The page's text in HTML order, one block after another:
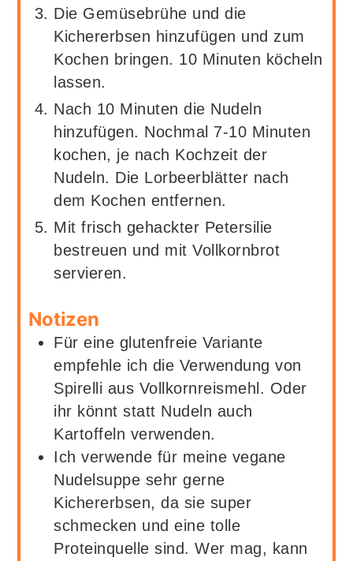
Die Gemüsebrühe und die
Kichererbsen hinzufügen und zum
Kochen bringen. 10 Minuten köcheln
lassen.
Nach 10 Minuten die Nudeln
hinzufügen. Nochmal 7-10 Minuten
kochen, je nach Kochzeit der
Nudeln. Die Lorbeerblätter nach
dem Kochen entfernen.
Mit frisch gehackter Petersilie
bestreuen und mit Vollkornbrot
servieren.
Notizen
Für eine glutenfreie Variante
empfehle ich die Verwendung von
Spirelli aus Vollkornreismehl. Oder
ihr könnt statt Nudeln auch
Kartoffeln verwenden.
Ich verwende für meine vegane
Nudelsuppe sehr gerne
Kichererbsen, da sie super
schmecken und eine tolle
Proteinquelle sind. Wer mag, kann